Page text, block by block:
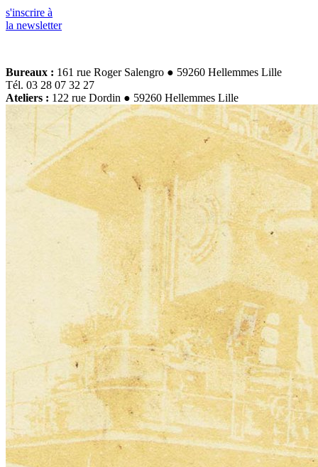
s'inscrire à
la newsletter
Bureaux : 161 rue Roger Salengro ● 59260 Hellemmes Lille
Tél. 03 28 07 32 27
Ateliers : 122 rue Dordin ● 59260 Hellemmes Lille